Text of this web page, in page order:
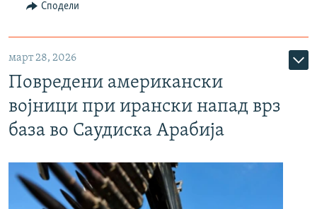
Сподели
март 28, 2026
Повредени американски
војници при ирански напад врз
база во Саудиска Арабија